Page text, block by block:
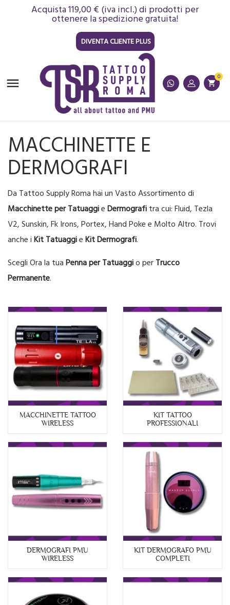
Acquista 119,00 € (iva incl.) di prodotti per
ottenere la spedizione gratuita!
DIVENTA CLIENTE PLUS
 shopping_cart
0
MACCHINETTE E
DERMOGRAFI
Da Tattoo Supply Roma hai un Vasto Assortimento di
Macchinette per TatuaggieDermografitra cui: Fluid, Tezla
V2, Sunskin, Fk Irons, Portex, Hand Poke e Molto Altro. Trovi
anche iKit TatuaggieKit Dermografi.
Scegli Ora la tuaPenna per Tatuaggio perTrucco
Permanente.
MACCHINETTE TATTOO
WIRELESS
KIT TATTOO
PROFESSIONALI
DERMOGRAFI PMU
WIRELESS
KIT DERMOGRAFO PMU
COMPLETI